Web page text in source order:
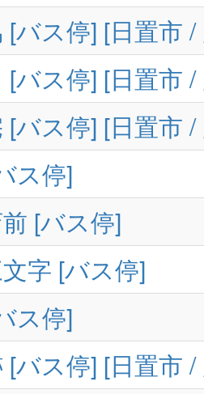
[バス停] [日置市
[バス停] [日置市
[バス停] [日置市
ス停]
[バス停]
字 [バス停]
ス停]
[バス停] [日置市